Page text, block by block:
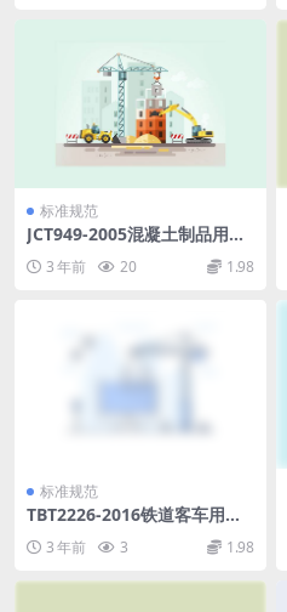
标准规范
JCT949-2005混凝土制品用脱
3 年前 20 1.98
标准规范
TBT2226-2016铁道客车用集
3 年前 3 1.98